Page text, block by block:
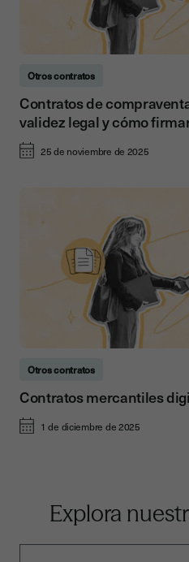
Otros contratos
Contratos de
validez legal y cómo
25 de noviembre de 2025
Otros contratos
Contratos mercantiles
1 de diciembre de 2025
Explora